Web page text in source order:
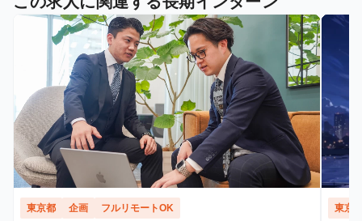
東京都 企画 フルリモートOK 東京